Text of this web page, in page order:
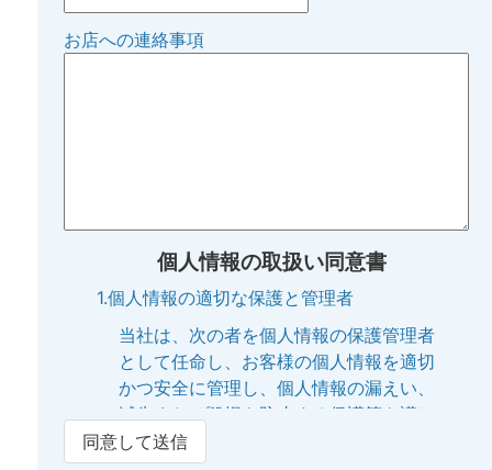
お店への連絡事項
個人情報の取扱い同意書
1.個人情報の適切な保護と管理者
当社は、次の者を個人情報の保護管理者
として任命し、お客様の個人情報を適切
かつ安全に管理し、個人情報の漏えい、
滅失または毀損を防止する保護策を講じ
ています。
同意して送信